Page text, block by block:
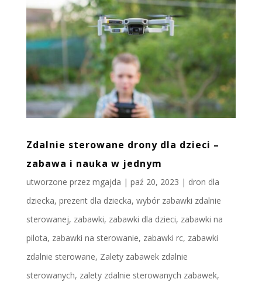
Zdalnie sterowane drony dla dzieci –
zabawa i nauka w jednym
utworzone przez mgajda | paź 20, 2023 | dron dla
dziecka, prezent dla dziecka, wybór zabawki zdalnie
sterowanej, zabawki, zabawki dla dzieci, zabawki na
pilota, zabawki na sterowanie, zabawki rc, zabawki
zdalnie sterowane, Zalety zabawek zdalnie
sterowanych, zalety zdalnie sterowanych zabawek,